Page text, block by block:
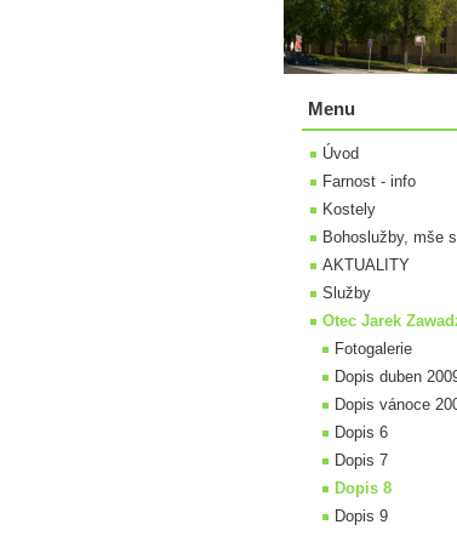
Menu
Úvod
Farnost - info
Kostely
Bohoslužby, mše
AKTUALITY
Služby
Otec Jarek
Fotogalerie
Dopis duben
Dopis vánoce
Dopis 6
Dopis 7
Dopis 8
Dopis 9